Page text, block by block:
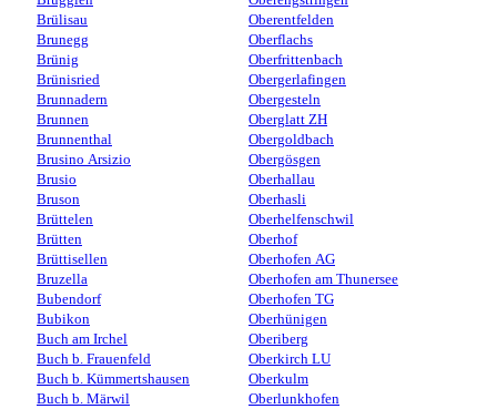
Brülisau
Brunegg
Brünig
Brünisried
Brunnadern
Brunnen
Brunnenthal
Brusino Arsizio
Brusio
Bruson
Brüttelen
Brütten
Brüttisellen
Bruzella
Bubendorf
Bubikon
Buch am Irchel
Buch b. Frauenfeld
Buch b. Kümmertshausen
Buch b. Märwil
Oberentfelden
Oberflachs
Oberfrittenbach
Obergerlafingen
Obergesteln
Oberglatt ZH
Obergoldbach
Obergösgen
Oberhallau
Oberhasli
Oberhelfenschwil
Oberhof
Oberhofen AG
Oberhofen am Thunersee
Oberhofen TG
Oberhünigen
Oberiberg
Oberkirch LU
Oberkulm
Oberlunkhofen